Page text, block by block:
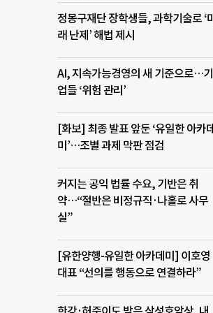
정몽구재단 장학생들, 과학기술로 ‘미
래 난제’ 해법 제시
AI, 지속가능경영의 새 기준으로…기
업들 ‘위험 관리’
[화보] 최종 발표 앞둔 ‘유일한 아카데
미’…조별 과제 막판 점검
커지는 공익 법률 수요, 기반은 취
약…“절반은 비정규직·나홀로 사무
실”
[유한양행-유일한 아카데미] 이호영
대표 “선의를 행동으로 연결하라”